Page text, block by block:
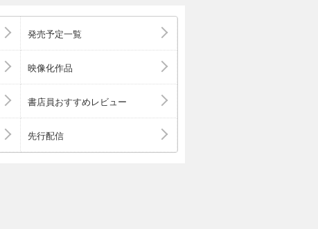
発売予定一覧
映像化作品
書店員おすすめレビュー
先行配信